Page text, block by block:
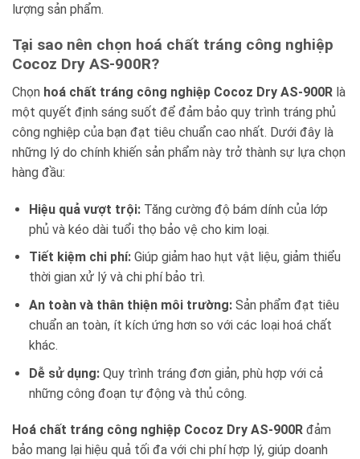
lượng sản phẩm.
Tại sao nên chọn hoá chất tráng công nghiệp
Cocoz Dry AS-900R?
Chọn hoá chất tráng công nghiệp Cocoz Dry AS-900R là
một quyết định sáng suốt để đảm bảo quy trình tráng phủ
công nghiệp của bạn đạt tiêu chuẩn cao nhất. Dưới đây là
những lý do chính khiến sản phẩm này trở thành sự lựa chọn
hàng đầu:
Hiệu quả vượt trội:Tăng cường độ bám dính của lớp
phủ và kéo dài tuổi thọ bảo vệ cho kim loại.
Tiết kiệm chi phí:Giúp giảm hao hụt vật liệu, giảm thiểu
thời gian xử lý và chi phí bảo trì.
An toàn và thân thiện môi trường:Sản phẩm đạt tiêu
chuẩn an toàn, ít kích ứng hơn so với các loại hoá chất
khác.
Dễ sử dụng:Quy trình tráng đơn giản, phù hợp với cả
những công đoạn tự động và thủ công.
Hoá chất tráng công nghiệp Cocoz Dry AS-900R đảm
bảo mang lại hiệu quả tối đa với chi phí hợp lý, giúp doanh